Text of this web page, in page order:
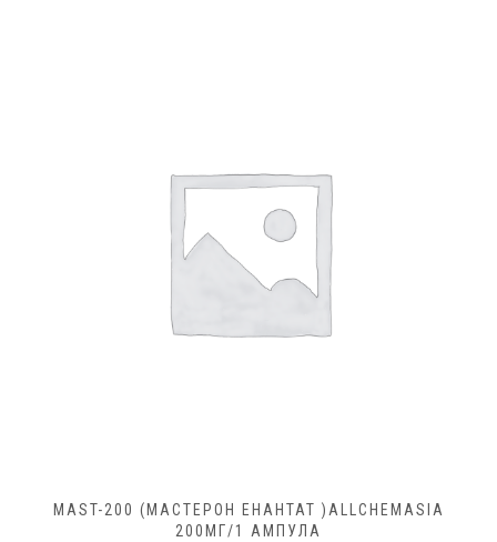
MAST-200 (МАСТЕРОН ЕНАНТАТ )ALLCHEMASIA
200МГ/1 АМПУЛА